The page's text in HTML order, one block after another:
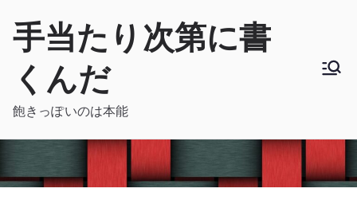
手当たり次第に書
くんだ
飽きっぽいのは本能